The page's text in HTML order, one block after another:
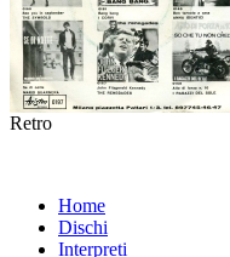
Retro
Home
Dischi
Interpreti